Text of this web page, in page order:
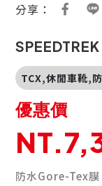
分享：
TCX,休閒車靴,
優惠價
防水Gore-Tex膜